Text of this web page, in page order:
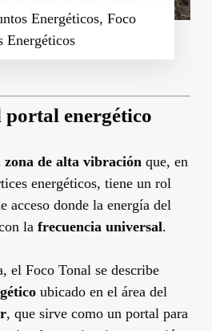
Energéticos, Foco
Energéticos
energético
zona de alta vibraciónque, en
energéticos, tiene un rol
acceso donde la energía del
la frecuencia universal.
el Foco Tonal se describe
ubicado en el área del
, que sirve como un portal para